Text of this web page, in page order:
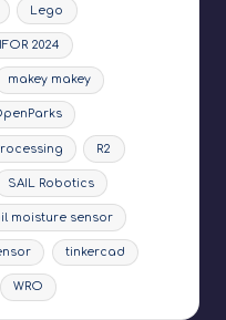
Lego
2024
makey makey
R2
SAIL Robotics
moisture sensor
tinkercad
WRO